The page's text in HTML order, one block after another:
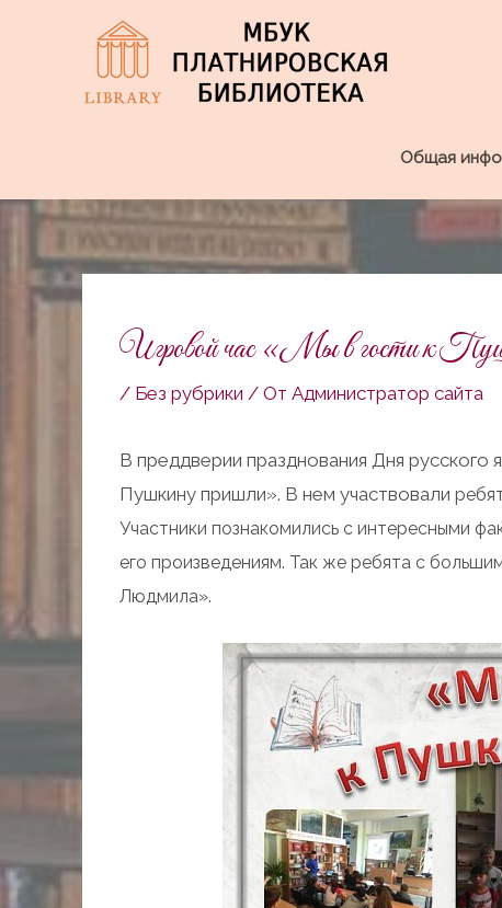
содержимому
Общая
Игровой час «Мы в гости к
/ Без рубрики / От Администратор сайта
В преддверии празднования Дня русского
Пушкину пришли». В нем участвовали
Участники познакомились с интересными
его произведениям. Так же ребята с
Людмила».
Навигация
записям